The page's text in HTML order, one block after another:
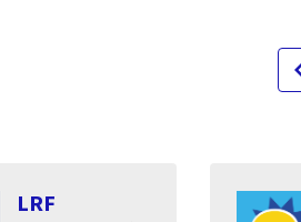
LRF